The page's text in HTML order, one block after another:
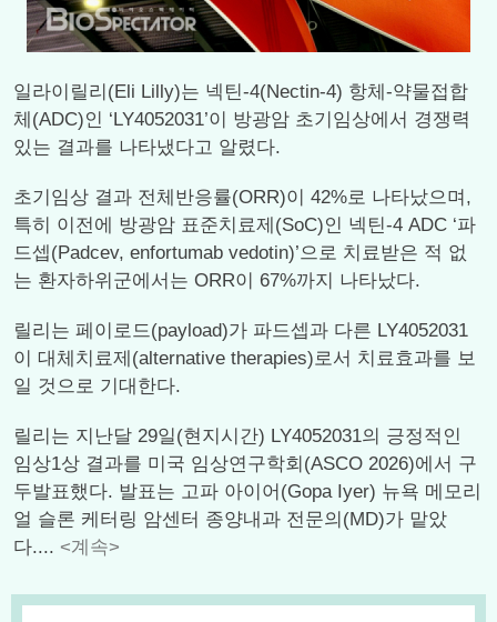
일라이릴리(Eli Lilly)는 넥틴-4(Nectin-4) 항체-약물접합
체(ADC)인 ‘LY4052031’이 방광암 초기임상에서 경쟁력
있는 결과를 나타냈다고 알렸다.
초기임상 결과 전체반응률(ORR)이 42%로 나타났으며,
특히 이전에 방광암 표준치료제(SoC)인 넥틴-4 ADC ‘파
드셉(Padcev, enfortumab vedotin)’으로 치료받은 적 없
는 환자하위군에서는 ORR이 67%까지 나타났다.
릴리는 페이로드(payload)가 파드셉과 다른 LY4052031
이 대체치료제(alternative therapies)로서 치료효과를 보
일 것으로 기대한다.
릴리는 지난달 29일(현지시간) LY4052031의 긍정적인
임상1상 결과를 미국 임상연구학회(ASCO 2026)에서 구
두발표했다. 발표는 고파 아이어(Gopa Iyer) 뉴욕 메모리
얼 슬론 케터링 암센터 종양내과 전문의(MD)가 맡았
다.... <계속>